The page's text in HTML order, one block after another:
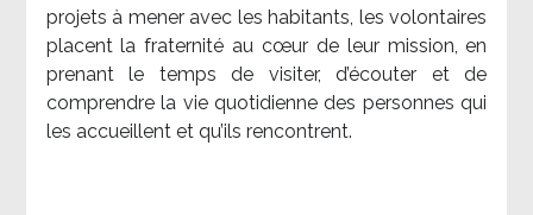
projets à mener avec les habitants, les volontaires
placent la fraternité au cœur de leur mission, en
prenant le temps de visiter, d’écouter et de
comprendre la vie quotidienne des personnes qui
les accueillent et qu’ils rencontrent.